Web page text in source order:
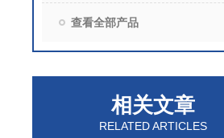
查看全部产品
相关文章
RELATED ARTICLES